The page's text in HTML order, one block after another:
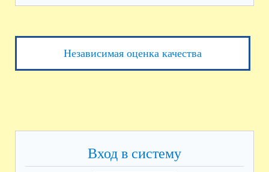
Независимая оценка качества
Вход в систему